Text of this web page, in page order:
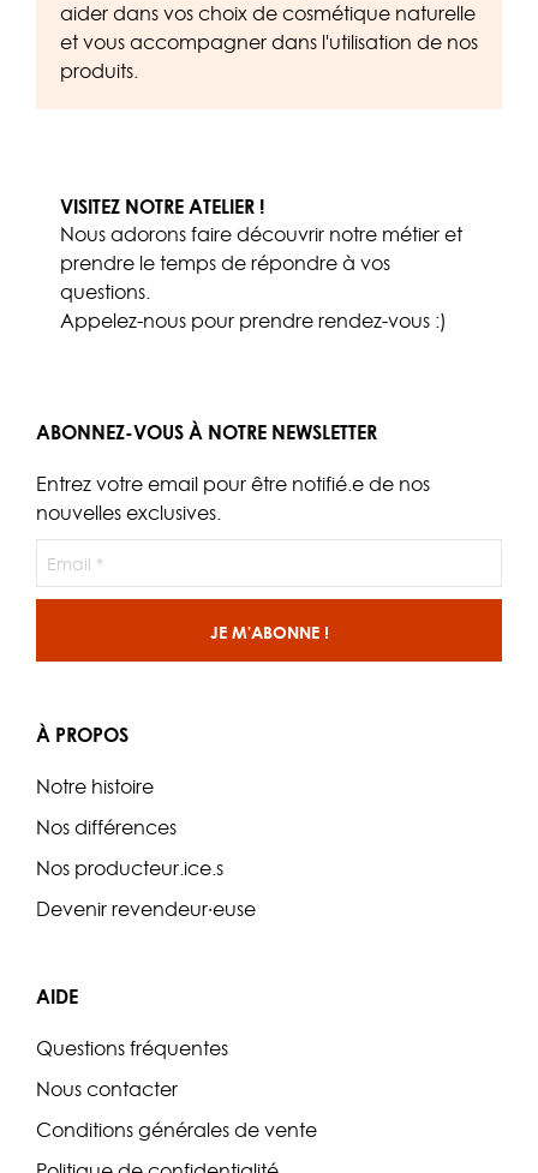
aider dans vos choix de cosmétique naturelle
et vous accompagner dans l'utilisation de nos
produits.
VISITEZ NOTRE ATELIER !
Nous adorons faire découvrir notre métier et
prendre le temps de répondre à vos
questions.
Appelez-nous pour prendre rendez-vous :)
ABONNEZ-VOUS À NOTRE NEWSLETTER
Entrez votre email pour être notifié.e de nos
nouvelles exclusives.
À PROPOS
Notre histoire
Nos différences
Nos producteur.ice.s
Devenir revendeur·euse
AIDE
Questions fréquentes
Nous contacter
Conditions générales de vente